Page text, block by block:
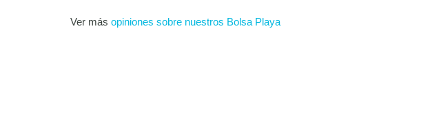
Ver más opiniones sobre nuestros Bolsa Playa